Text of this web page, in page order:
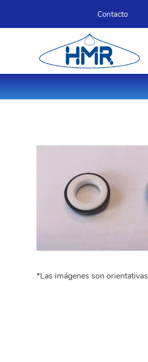
Contacto
*Las imágenes son orientativas